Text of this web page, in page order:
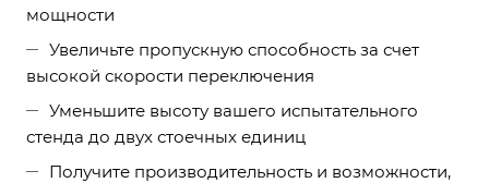
мощности
Увеличьте пропускную способность за счет
высокой скорости переключения
Уменьшите высоту вашего испытательного
стенда до двух стоечных единиц
Получите производительность и возможности,